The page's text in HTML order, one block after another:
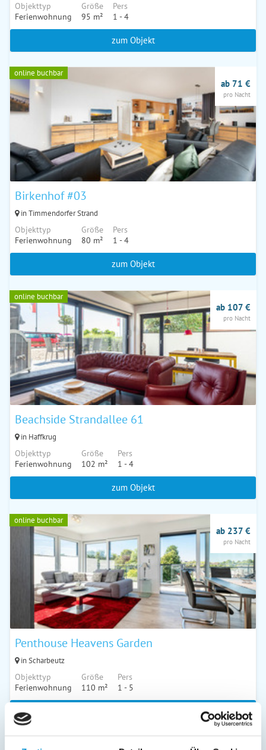
Objekttyp
Ferienwohnung
Größe
95 m²
Pers
1 - 4
zum Objekt
online buchbar
Birkenhof #03
in Timmendorfer Strand
Objekttyp
Ferienwohnung
Größe
80 m²
Pers
1 - 4
ab 71 €
pro Nacht
zum Objekt
online buchbar
Beachside Strandallee 61
in Haffkrug
Objekttyp
Ferienwohnung
Größe
102 m²
Pers
1 - 4
ab 107 €
pro Nacht
zum Objekt
online buchbar
Penthouse Heavens Garden
in Scharbeutz
Objekttyp
Ferienwohnung
Größe
110 m²
Pers
1 - 5
ab 237 €
pro Nacht